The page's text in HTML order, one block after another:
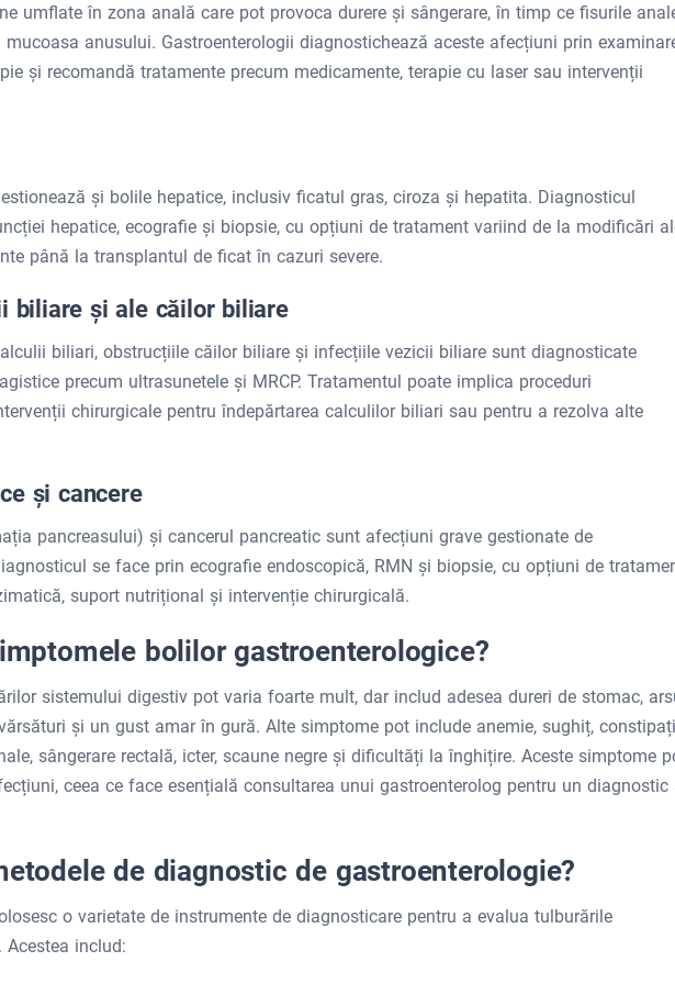
umflate în zona anală care pot provoca durere și sângerare, în timp ce fisurile
anusului. Gastroenterologii diagnostichează aceste afecțiuni prin
și recomandă tratamente precum medicamente, terapie cu laser sau intervenții
și bolile hepatice, inclusiv ficatul gras, ciroza și hepatita. Diagnosticul
hepatice, ecografie și biopsie, cu opțiuni de tratament variind de la modificări
până la transplantul de ficat în cazuri severe.
biliare și ale căilor biliare
biliari, obstrucțiile căilor biliare și infecțiile vezicii biliare sunt diagnosticate
precum ultrasunetele și MRCP. Tratamentul poate implica proceduri
chirurgicale pentru îndepărtarea calculilor biliari sau pentru a rezolva alte
și cancere
pancreasului) și cancerul pancreatic sunt afecțiuni grave gestionate de
se face prin ecografie endoscopică, RMN și biopsie, cu opțiuni de
suport nutrițional și intervenție chirurgicală.
bolilor gastroenterologice?
sistemului digestiv pot varia foarte mult, dar includ adesea dureri de stomac,
și un gust amar în gură. Alte simptome pot include anemie, sughiț,
sângerare rectală, icter, scaune negre și dificultăți la înghițire. Aceste simptome
ceea ce face esențială consultarea unui gastroenterolog pentru un diagnostic
de diagnostic de gastroenterologie?
o varietate de instrumente de diagnosticare pentru a evalua tulburările
Acestea includ: